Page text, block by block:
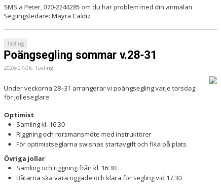
SMS:a Peter, 070-2244285 om du har problem med din anmälan
Seglingsledare: Mayra Caldiz
Tävling
Poängsegling sommar v.28-31
2026-07-06, Tävling
Under veckorna 28–31 arrangerar vi poängsegling varje torsdag
för jolleseglare.
Optimist
Samling kl. 16:30
Riggning och rorsmansmöte med instruktörer
För optimistseglarna swishas startavgift och fika på plats.
Övriga jollar
Samling och riggning från kl. 16:30
Båtarna ska vara riggade och klara för segling vid 17:30